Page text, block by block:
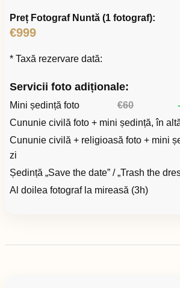
Preț Fotograf Nuntă (1 fotograf):
€999
* Taxă rezervare dată:
Servicii foto adiționale:
Mini ședință foto €60
Cununie civilă foto + mini ședință, în
Cununie civilă + religioasă foto + mini
zi
Ședință „Save the date” / „Trash the
Al doilea fotograf la mireasă (3h)